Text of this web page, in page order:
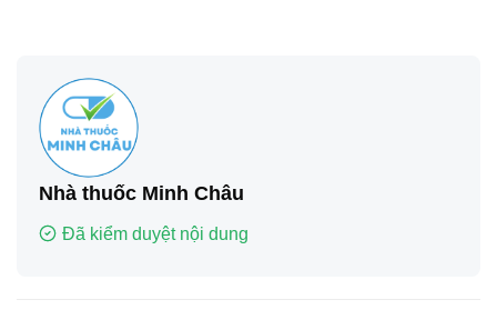
Nhà thuốc Minh Châu
Đã kiểm duyệt nội dung